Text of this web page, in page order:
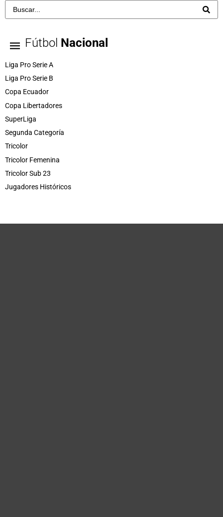
Fútbol Nacional
Liga Pro Serie A
Liga Pro Serie B
Copa Ecuador
Copa Libertadores
SuperLiga
Segunda Categoría
Tricolor
Tricolor Femenina
Tricolor Sub 23
Jugadores Históricos